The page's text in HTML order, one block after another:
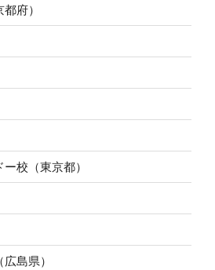
府）
校（東京都）
島県）